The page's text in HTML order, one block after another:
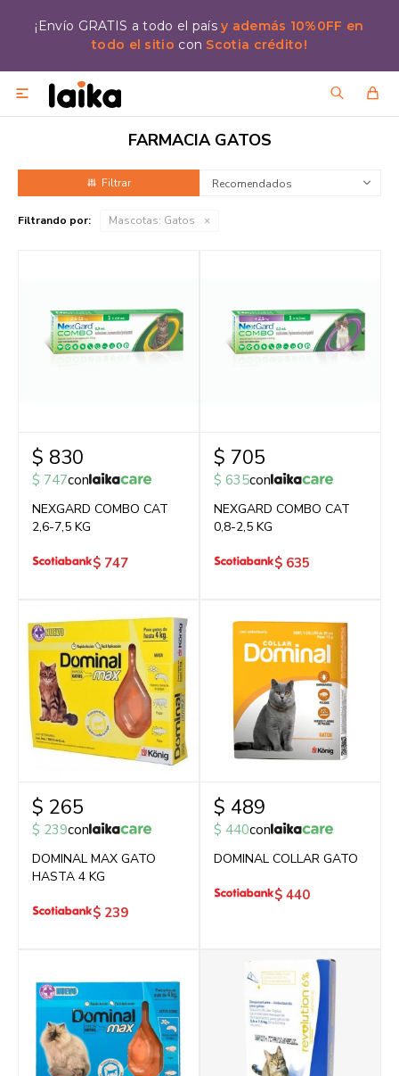
¡Envío GRATIS a todo el paísy además 10%0FF en
todo el sitio con Scotia crédito!

FARMACIA GATOS
Recomendados
Filtrando por: Mascotas: Gatos
$ 830
$ 747con
NEXGARD COMBO CAT
2,6-7,5 KG
$ 747
$ 705
$ 635con
NEXGARD COMBO CAT
0,8-2,5 KG
$ 635
$ 265
$ 239con
DOMINAL MAX GATO
HASTA 4 KG
$ 239
$ 489
$ 440con
DOMINAL COLLAR GATO
$ 440